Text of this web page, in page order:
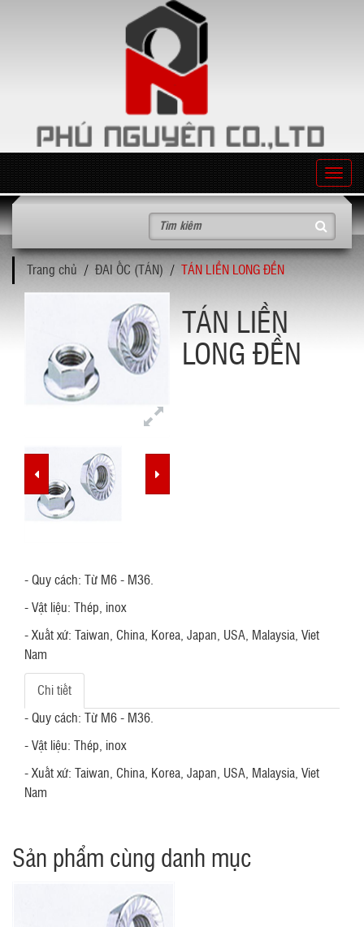
T
o
g
l
Trang chủ ĐAI ỐC (TÁN) TÁN LIỀN LONG ĐỀN
TÁN LIỀN
LONG ĐỀN
- Quy cách: Từ M6 - M36.
- Vật liệu: Thép, inox
- Xuất xứ: Taiwan, China, Korea, Japan, USA, Malaysia, Viet
Nam
Chi tiết
- Quy cách: Từ M6 - M36.
- Vật liệu: Thép, inox
- Xuất xứ: Taiwan, China, Korea, Japan, USA, Malaysia, Viet
Nam
Sản phẩm cùng danh mục